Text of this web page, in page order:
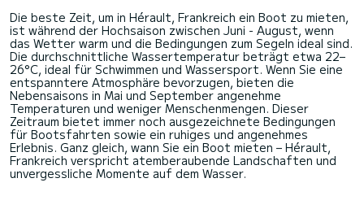
Die beste Zeit, um in Hérault, Frankreich ein Boot zu mieten,
ist während der Hochsaison zwischen Juni - August, wenn
das Wetter warm und die Bedingungen zum Segeln ideal sind.
Die durchschnittliche Wassertemperatur beträgt etwa 22–
26°C, ideal für Schwimmen und Wassersport. Wenn Sie eine
entspanntere Atmosphäre bevorzugen, bieten die
Nebensaisons in Mai und September angenehme
Temperaturen und weniger Menschenmengen. Dieser
Zeitraum bietet immer noch ausgezeichnete Bedingungen
für Bootsfahrten sowie ein ruhiges und angenehmes
Erlebnis. Ganz gleich, wann Sie ein Boot mieten – Hérault,
Frankreich verspricht atemberaubende Landschaften und
unvergessliche Momente auf dem Wasser.